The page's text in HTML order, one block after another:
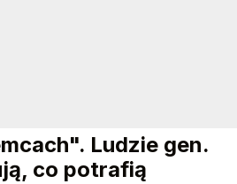
Ludzie gen.
co potrafią